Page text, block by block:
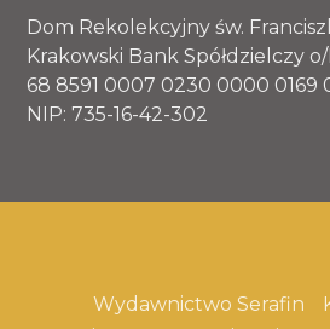
Dom Rekolekcyjny św.
Krakowski Bank Spółdzielczy
68 8591 0007 0230 0000 0169
NIP: 735-16-42-302
Wydawnictwo Serafin